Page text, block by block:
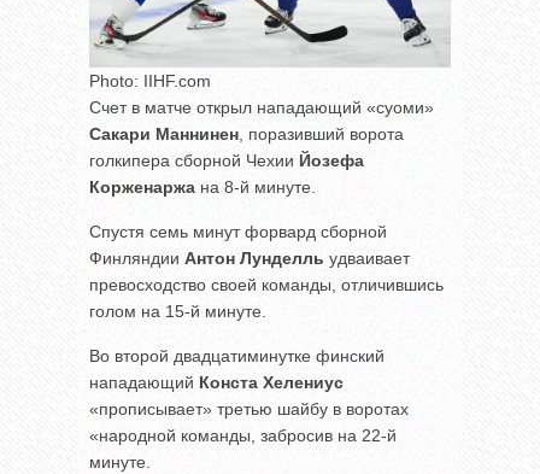
Photo: IIHF.com
Счет в матче открыл нападающий «суоми»
Сакари Маннинен , поразивший ворота
голкипера сборной Чехии Йозефа
Корженаржа на 8-й минуте.
Спустя семь минут форвард сборной
Финляндии Антон Лунделль удваивает
превосходство своей команды, отличившись
голом на 15-й минуте.
Во второй двадцатиминутке финский
нападающий Конста Хелениус
«прописывает» третью шайбу в воротах
«народной команды, забросив на 22-й
минуте.